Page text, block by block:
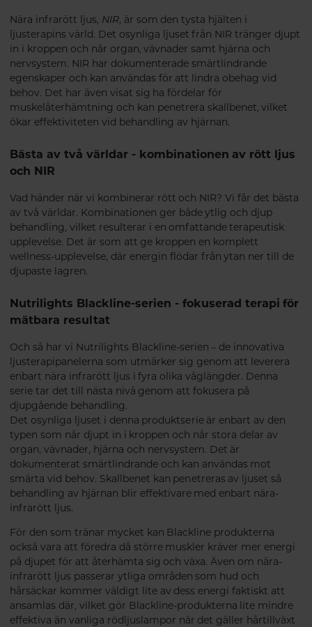
Nära infrarött ljus, NIR, är som den tysta hjälten i
ljusterapins värld. Det osynliga ljuset från NIR tränger djupt
in i kroppen och når organ, vävnader samt hjärna och
nervsystem. NIR har dokumenterade smärtlindrande
egenskaper och kan användas för att lindra obehag vid
behov. Det har även visat sig ha fördelar för
muskelåterhämtning och kan penetrera skallbenet, vilket
ökar effektiviteten vid behandling av hjärnan.
Bästa av två världar - kombinationen av rött ljus
och NIR
Vad händer när vi kombinerar rött och NIR? Vi får det bästa
av två världar. Kombinationen ger både ytlig och djup
behandling, vilket resulterar i en omfattande terapeutisk
upplevelse. Det är som att ge kroppen en komplett
wellness-upplevelse, där energin flödar från ytan ner till de
djupaste lagren.
Nutrilights Blackline-serien - fokuserad terapi för
mätbara resultat
Och så har vi Nutrilights Blackline-serien – de innovativa
ljusterapipanelerna som utmärker sig genom att leverera
enbart nära infrarött ljus i fyra olika våglängder. Denna
serie tar det till nästa nivå genom att fokusera på
djupgående behandling.
Det osynliga ljuset i denna produktserie är enbart av den
typen som når djupt in i kroppen och når stora delar av
organ, vävnader, hjärna och nervsystem. Det är
dokumenterat smärtlindrande och kan användas mot
smärta vid behov. Skallbenet kan penetreras av ljuset så
behandling av hjärnan blir effektivare med enbart nära-
infrarött ljus.
För den som tränar mycket kan Blackline produkterna
också vara att föredra då större muskler kräver mer energi
på djupet för att återhämta sig och växa. Även om nära-
infrarött ljus passerar ytliga områden som hud och
hårsäckar kommer väldigt lite av dess energi faktiskt att
ansamlas där, vilket gör Blackline-produkterna lite mindre
effektiva än vanliga rödljuslampor när det gäller hårtillväxt